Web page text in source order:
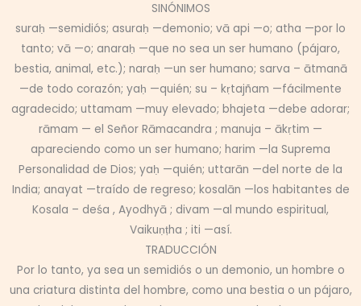
SINÓNIMOS
suraḥ —semidiós; asuraḥ —demonio; vā api —o; atha —por lo
tanto; vā —o; anaraḥ —que no sea un ser humano (pájaro,
bestia, animal, etc.); naraḥ —un ser humano; sarva – ātmanā
—de todo corazón; yaḥ —quién; su – kṛtajñam —fácilmente
agradecido; uttamam —muy elevado; bhajeta —debe adorar;
rāmam — el Señor Rāmacandra ; manuja – ākṛtim —
apareciendo como un ser humano; harim —la Suprema
Personalidad de Dios; yaḥ —quién; uttarān —del norte de la
India; anayat —traído de regreso; kosalān —los habitantes de
Kosala – deśa , Ayodhyā ; divam —al mundo espiritual,
Vaikuṇṭha ; iti —así.
TRADUCCIÓN
Por lo tanto, ya sea un semidiós o un demonio, un hombre o
una criatura distinta del hombre, como una bestia o un pájaro,